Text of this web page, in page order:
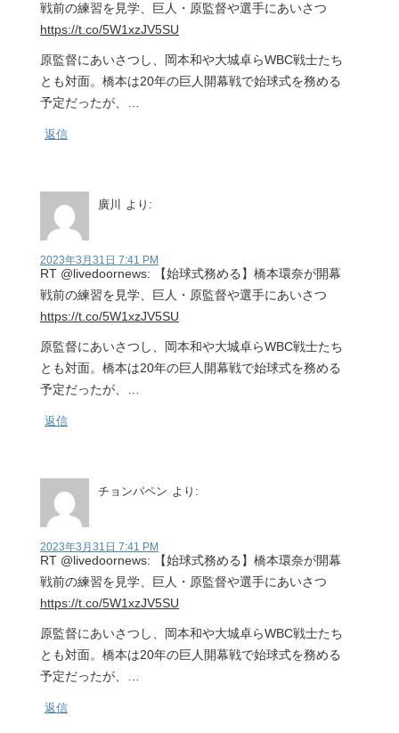
戦前の練習を見学、巨人・原監督や選手にあいさつ
https://t.co/5W1xzJV5SU
原監督にあいさつし、岡本和や大城卓らWBC戦士たち
とも対面。橋本は20年の巨人開幕戦で始球式を務める
予定だったが、…
返信
廣川 より:
2023年3月31日 7:41 PM
RT @livedoornews: 【始球式務める】橋本環奈が開幕
戦前の練習を見学、巨人・原監督や選手にあいさつ
https://t.co/5W1xzJV5SU
原監督にあいさつし、岡本和や大城卓らWBC戦士たち
とも対面。橋本は20年の巨人開幕戦で始球式を務める
予定だったが、…
返信
チョンパペン より:
2023年3月31日 7:41 PM
RT @livedoornews: 【始球式務める】橋本環奈が開幕
戦前の練習を見学、巨人・原監督や選手にあいさつ
https://t.co/5W1xzJV5SU
原監督にあいさつし、岡本和や大城卓らWBC戦士たち
とも対面。橋本は20年の巨人開幕戦で始球式を務める
予定だったが、…
返信